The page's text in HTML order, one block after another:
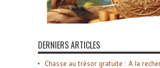
DERNIERS ARTICLES
Chasse au trésor gratuite : A la